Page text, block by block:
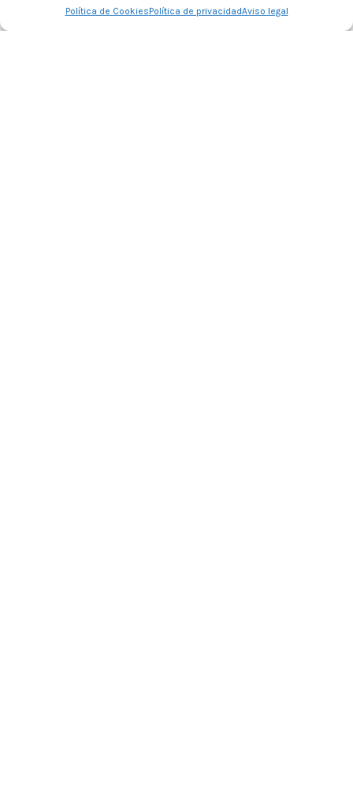
Política de CookiesPolítica de privacidadAviso legal
Lista de deseos Carrito Mi cuenta